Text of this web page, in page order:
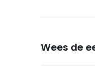
Wees de